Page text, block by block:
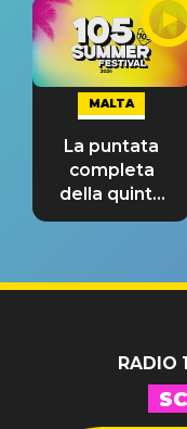
MALTA
La puntata
completa
della quinta
tappa
RADIO